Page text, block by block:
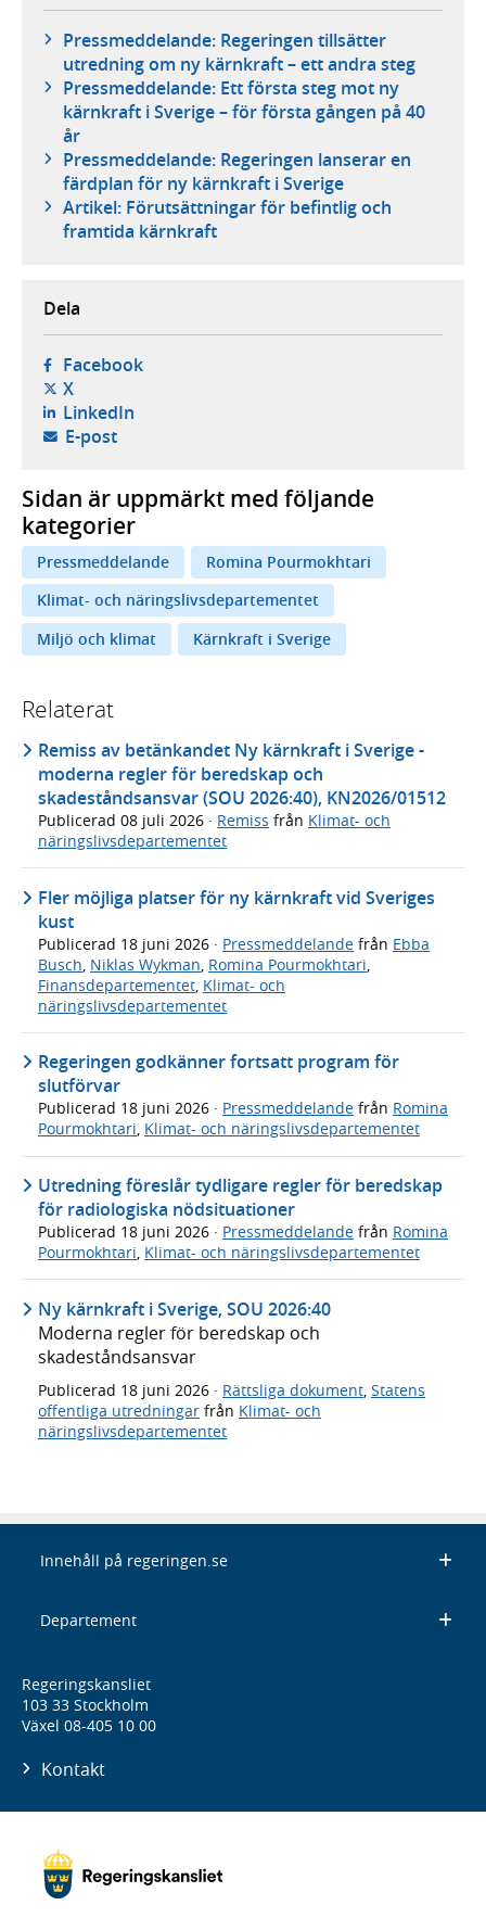
Pressmeddelande: Regeringen tillsätter
utredning om ny kärnkraft – ett andra steg
Pressmeddelande: Ett första steg mot ny
kärnkraft i Sverige – för första gången på 40
år
Pressmeddelande: Regeringen lanserar en
färdplan för ny kärnkraft i Sverige
Artikel: Förutsättningar för befintlig och
framtida kärnkraft
Dela
Facebook- öppnas i ny flik, extern webbplats,
X- öppnas i ny flik, extern webbplats,
LinkedIn- öppnas i ny flik, extern webbplats,
E-post- öppnar din e-postklient,
Sidan är uppmärkt med följande
kategorier
Pressmeddelande
Romina Pourmokhtari
Klimat- och näringslivsdepartementet
Miljö och klimat
Kärnkraft i Sverige
Relaterat
Remiss av betänkandet Ny kärnkraft i Sverige -
moderna regler för beredskap och
skadeståndsansvar (SOU 2026:40), KN2026/01512
Publicerad 08 juli 2026 · Remiss från Klimat- och
näringslivsdepartementet
Fler möjliga platser för ny kärnkraft vid Sveriges
kust
Publicerad 18 juni 2026 · Pressmeddelande från Ebba
Busch Niklas Wykman Romina Pourmokhtari
Finansdepartementet Klimat- och
näringslivsdepartementet
Regeringen godkänner fortsatt program för
slutförvar
Publicerad 18 juni 2026 · Pressmeddelande från Romina
Pourmokhtari, Klimat- och näringslivsdepartementet
Utredning föreslår tydligare regler för beredskap
för radiologiska nödsituationer
Publicerad 18 juni 2026 · Pressmeddelande från Romina
Pourmokhtari, Klimat- och näringslivsdepartementet
Ny kärnkraft i Sverige, SOU 2026:40
Moderna regler för beredskap och
skadeståndsansvar
Publicerad 18 juni 2026 · Rättsliga dokument Statens
offentliga utredningar från Klimat- och
näringslivsdepartementet
Innehåll på regeringen.se
Departement
Regeringskansliet
103 33 Stockholm
Växel 08-405 10 00
Kontakt